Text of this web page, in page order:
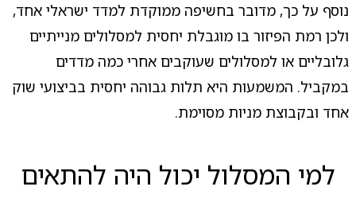
נוסף על כך, מדובר בחשיפה ממוקדת למדד ישראלי אחד,
ולכן רמת הפיזור בו מוגבלת יחסית למסלולים מנייתיים
גלובליים או למסלולים שעוקבים אחרי כמה מדדים
במקביל. המשמעות היא תלות גבוהה יחסית בביצועי שוק
אחד ובקבוצת מניות מסוימת.
למי המסלול יכול היה להתאים